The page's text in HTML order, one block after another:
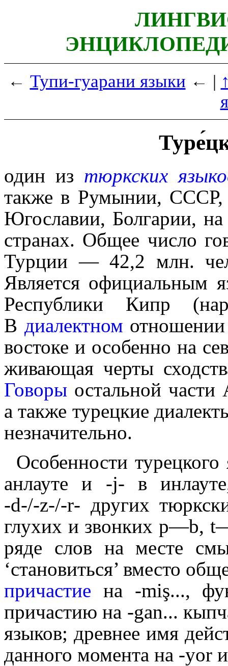
← Тупи-гуарани языки ← |
один из тюркских
также в Румынии,
Югославии, Болгарии,
странах. Общее число
Турции — 42,2 млн.
Является официальным
Респуб­ли­ки Кипр
В диалектном
востоке и особенно на
жи­ва­ю­щая черты
Говоры остальной
а также турецкие
незначительно.
Особенности
анлауте и ‑j‑ в
‑d‑/‑z‑/‑r‑ других
глухих и звонких p—b,
ряде слов на месте
‘становиться’ вместо
причастие на ‑miş...,
причастию на ‑gan...
языков; древнее имя
данного момента на ‑yor